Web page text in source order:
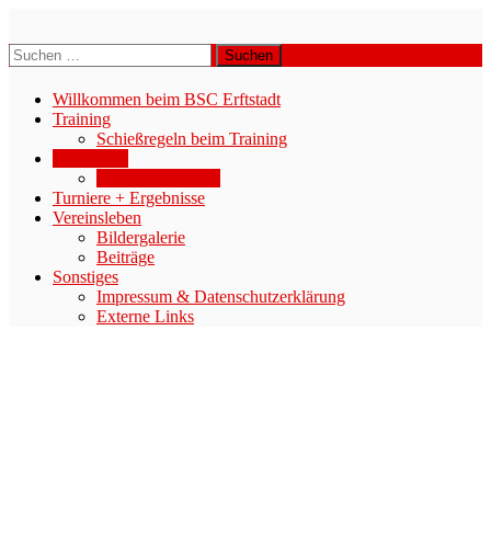
springen
BSC-ERFTSTADT E.V.
Suchen
nach:
Willkommen beim BSC Erftstadt
Training
Schießregeln beim Training
Turniere + Ergebnisse
Vereinsleben
Bildergalerie
Beiträge
Sonstiges
Impressum & Datenschutzerklärung
Externe Links